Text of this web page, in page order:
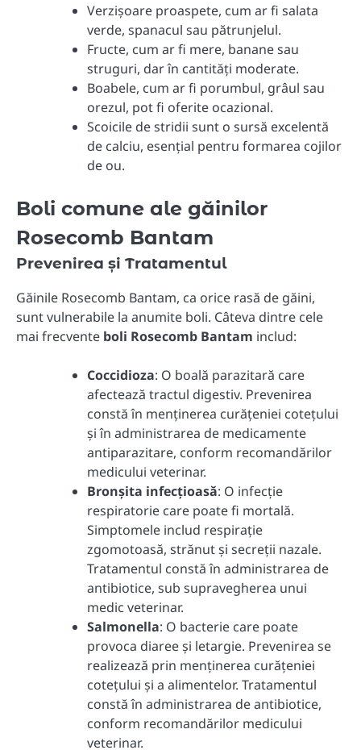
Verzișoare proaspete, cum ar fi salata
verde, spanacul sau pătrunjelul.
Fructe, cum ar fi mere, banane sau
struguri, dar în cantități moderate.
Boabele, cum ar fi porumbul, grâul sau
orezul, pot fi oferite ocazional.
Scoicile de stridii sunt o sursă excelentă
de calciu, esențial pentru formarea cojilor
de ou.
Boli comune ale găinilor
Rosecomb Bantam
Prevenirea și Tratamentul
Găinile Rosecomb Bantam, ca orice rasă de găini,
sunt vulnerabile la anumite boli. Câteva dintre cele
mai frecvente boli Rosecomb Bantam includ:
Coccidioza: O boală parazitară care
afectează tractul digestiv. Prevenirea
constă în menținerea curățeniei cotețului
și în administrarea de medicamente
antiparazitare, conform recomandărilor
medicului veterinar.
Bronșita infecțioasă: O infecție
respiratorie care poate fi mortală.
Simptomele includ respirație
zgomotoasă, strănut și secreții nazale.
Tratamentul constă în administrarea de
antibiotice, sub supravegherea unui
medic veterinar.
Salmonella: O bacterie care poate
provoca diaree și letargie. Prevenirea se
realizează prin menținerea curățeniei
cotețului și a alimentelor. Tratamentul
constă în administrarea de antibiotice,
conform recomandărilor medicului
veterinar.